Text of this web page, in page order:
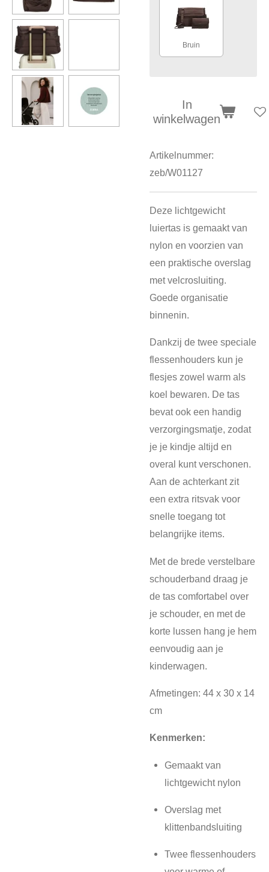
Bruin
In
winkelwagen
Artikelnummer:
zeb/W01127
Deze lichtgewicht
luiertas is gemaakt van
nylon en voorzien van
een praktische overslag
met velcrosluiting.
Goede organisatie
binnenin.
Dankzij de twee speciale
flessenhouders kun je
flesjes zowel warm als
koel bewaren. De tas
bevat ook een handig
verzorgingsmatje, zodat
je je kindje altijd en
overal kunt verschonen.
Aan de achterkant zit
een extra ritsvak voor
snelle toegang tot
belangrijke items.
Met de brede verstelbare
schouderband draag je
de tas comfortabel over
je schouder, en met de
korte lussen hang je hem
eenvoudig aan je
kinderwagen.
Afmetingen: 44 x 30 x 14
cm
Kenmerken:
Gemaakt van
lichtgewicht nylon
Overslag met
klittenbandsluiting
Twee flessenhouders